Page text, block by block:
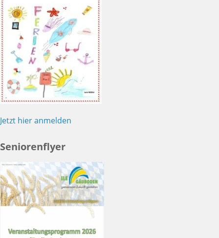
Jetzt hier anmelden
Seniorenflyer